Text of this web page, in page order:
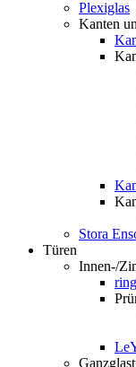
Plexiglas
Kanten
Stora
Türen
Innen-/